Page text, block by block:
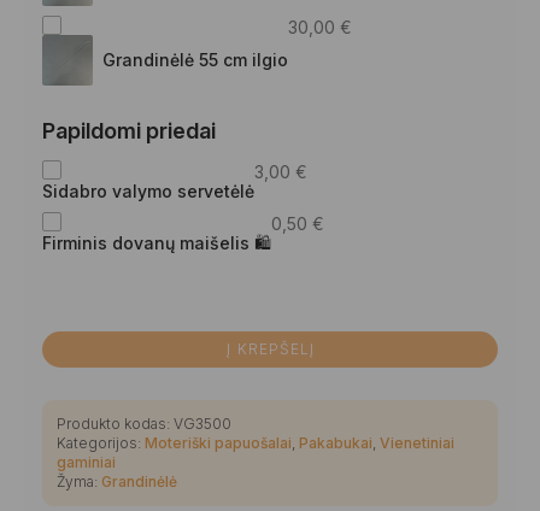
Grandinėlė 55 cm ilgio
30,00 €
Papildomi priedai
Sidabro valymo servetėlė
3,00 €
Firminis dovanų maišelis 🛍
0,50 €
Į KREPŠELĮ
Produkto kodas: VG3500
Kategorijos: Moteriški papuošalai Pakabukai Vienetiniai
gaminiai
Žyma: Grandinėlė